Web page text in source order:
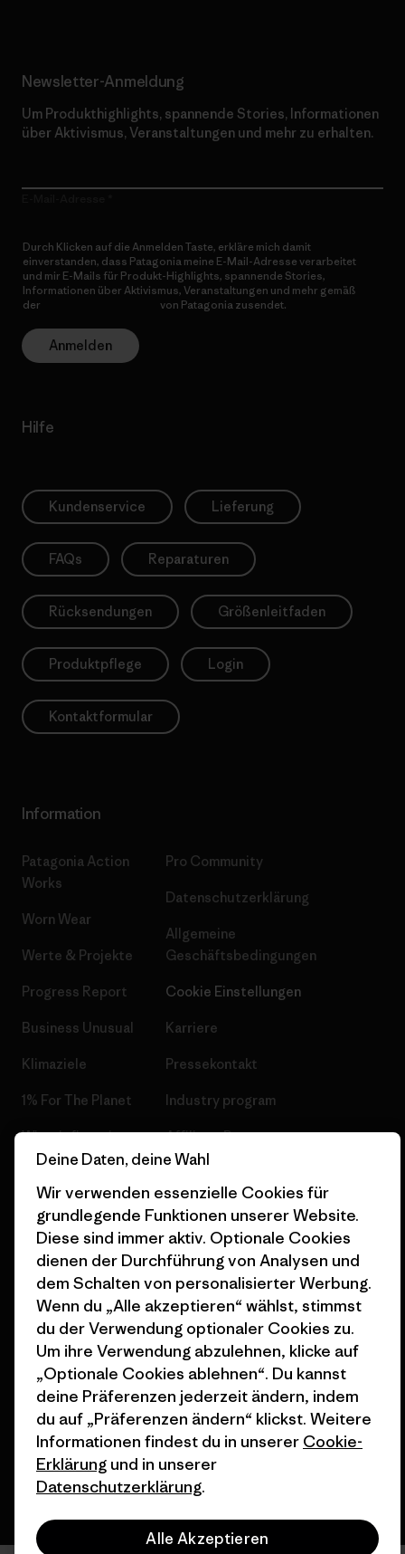
Newsletter-Anmeldung
Um Produkthighlights, spannende Stories, Informationen
über Aktivismus, Veranstaltungen und mehr zu erhalten.
Durch Klicken auf die Anmelden Taste, erkläre mich damit
einverstanden, dass Patagonia meine E-Mail-Adresse verarbeitet
und mir E-Mails für Produkt-Highlights, spannende Stories,
Informationen über Aktivismus, Veranstaltungen und mehr gemäß
der
von Patagonia zusendet.
Anmelden
Hilfe
Kundenservice Lieferung
FAQs Reparaturen
Rücksendungen Größenleitfaden
Produktpflege Login
Kontaktformular
Information
Patagonia Action
Works
Worn Wear
Werte & Projekte
Progress Report
Business Unusual
Klimaziele
1% For The Planet
Wie wir finanzieren
Geschenkgutscheine
Stores in deiner
Nähe
Pro Community
Datenschutzerklärung
Allgemeine
Geschäftsbedingungen
Cookie Einstellungen
Karriere
Pressekontakt
Industry program
Affiliate-Programm
Seitenverzeichnis
© 2026 Patagonia, Inc. All Rights Reserved.
Deutsch
Deine Daten, deine Wahl
Wir verwenden essenzielle Cookies für
grundlegende Funktionen unserer Website.
Diese sind immer aktiv. Optionale Cookies
dienen der Durchführung von Analysen und
dem Schalten von personalisierter Werbung.
Wenn du „Alle akzeptieren“ wählst, stimmst
du der Verwendung optionaler Cookies zu.
Um ihre Verwendung abzulehnen, klicke auf
„Optionale Cookies ablehnen“. Du kannst
deine Präferenzen jederzeit ändern, indem
du auf „Präferenzen ändern“ klickst. Weitere
Informationen findest du in unserer Cookie-
Erklärung und in unserer
Datenschutzerklärung.
Alle Akzeptieren